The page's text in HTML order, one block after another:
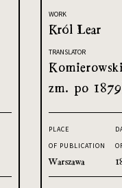
WORK
Król Lear
TRANSLATOR
zm. po
PLACE
OF PUBLICATION
Warszawa